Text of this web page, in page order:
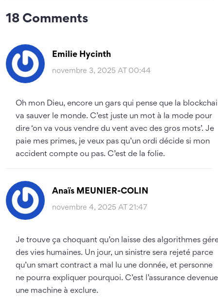
18 Comments
Emilie Hycinth
novembre 3, 2025 AT 00:44
Oh mon Dieu, encore un gars qui pense que la
va sauver le monde. C’est juste un mot à la mode pour
dire ‘on va vous vendre du vent avec des gros mots’. Je
paie mes primes, je veux pas qu’un ordi décide si mon
accident compte ou pas. C’est de la folie.
Anaïs MEUNIER-COLIN
novembre 4, 2025 AT 21:47
Je trouve ça choquant qu’on laisse des algorithmes
des vies humaines. Un jour, un sinistre sera rejeté parce
qu’un smart contract a mal lu une donnée, et personne
ne pourra expliquer pourquoi. C’est l’assurance devenue
une machine à exclure.